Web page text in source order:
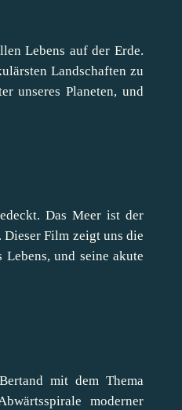
Lebens auf der Erde.
Landschaften zu
unseres Planeten, und
Das Meer ist der
Dieser Film zeigt uns die
und seine akute
mit dem Thema
moderner